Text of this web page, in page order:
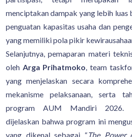
menciptakan dampak yang lebih luas
penguatan kapasitas usaha dan
yang memiliki pola pikir
Selanjutnya, pemaparan materi
oleh Arga Prihatmoko, team
yang menjelaskan secara
mekanisme pelaksanaan, serta
program AUM Mandiri 2026.
dijelaskan bahwa program ini
yang dikenal sebagai “The Power